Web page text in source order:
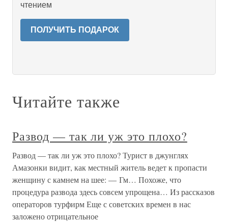
чтением
ПОЛУЧИТЬ ПОДАРОК
Читайте также
Развод — так ли уж это плохо?
Развод — так ли уж это плохо? Турист в джунглях
Амазонки видит, как местный житель ведет к пропасти
женщину с камнем на шее: — Гм… Похоже, что
процедура развода здесь совсем упрощена… Из рассказов
операторов турфирм Еще с советских времен в нас
заложено отрицательное